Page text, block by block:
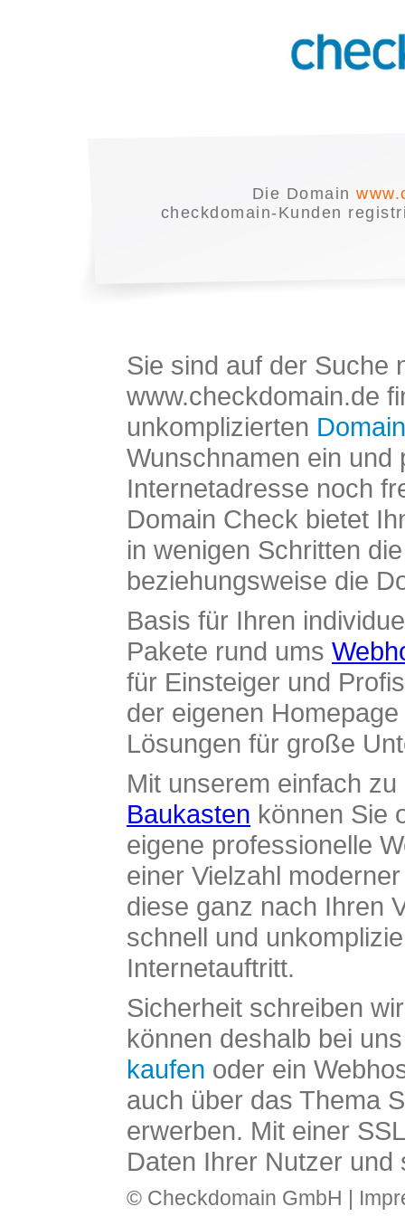
Die Domain
checkdomain-Kunden
Sie sind auf der Suche
www.checkdomain.de
unkomplizierten
Wunschnamen ein und
Internetadresse noch
Domain Check bietet
in wenigen Schritten
beziehungsweise die
Basis für Ihren
Pakete rund ums
für Einsteiger und
der eigenen
Lösungen für große
Mit unserem einfach
Baukasten können Sie
eigene professionelle
einer Vielzahl
diese ganz nach Ihren
schnell und
Internetauftritt.
Sicherheit schreiben
können deshalb bei
kaufen oder ein
auch über das Thema
erwerben. Mit einer
Daten Ihrer Nutzer und
© Checkdomain GmbH |